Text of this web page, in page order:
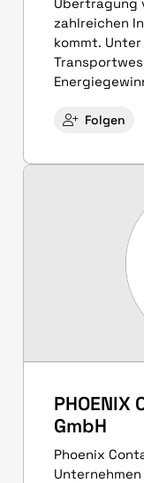
zahlreichen
kommt.
Folgen
PHOENIX
GmbH
Phoenix